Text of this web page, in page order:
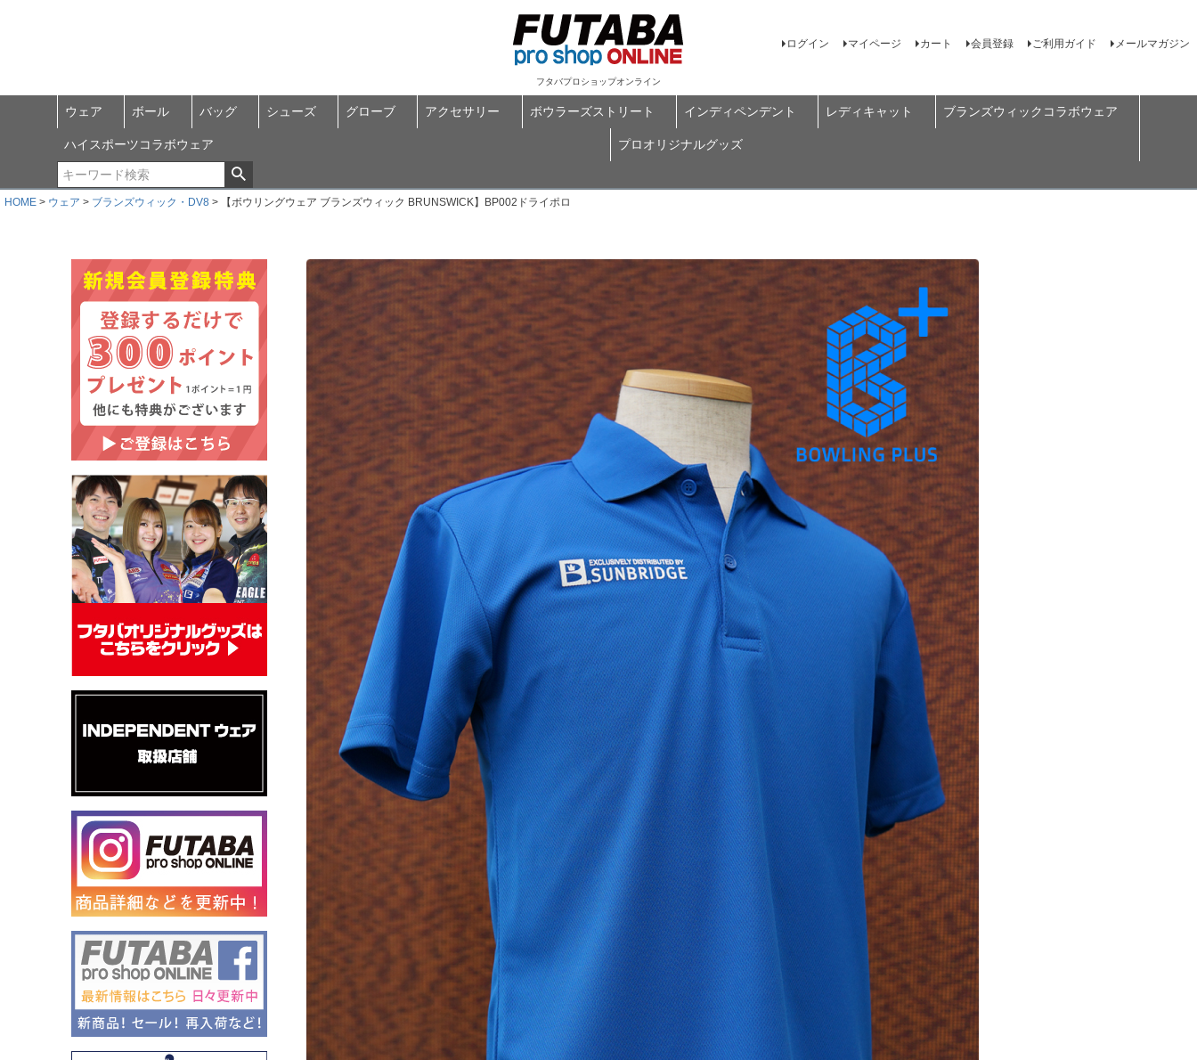
フタバプロショップオンライン
ログイン マイページ カート 会員登録 ご利用ガイド メールマガジン
ウェア ボール バッグ シューズ グローブ アクセサリー ボウラーズストリート インディペンデント レディキャット ブランズウィックコラボウェア
ハイスポーツコラボウェア プロオリジナルグッズ
HOME ウェア ブランズウィック・DV8 【ボウリングウェア ブランズウィック BRUNSWICK】BP002ドライポロ